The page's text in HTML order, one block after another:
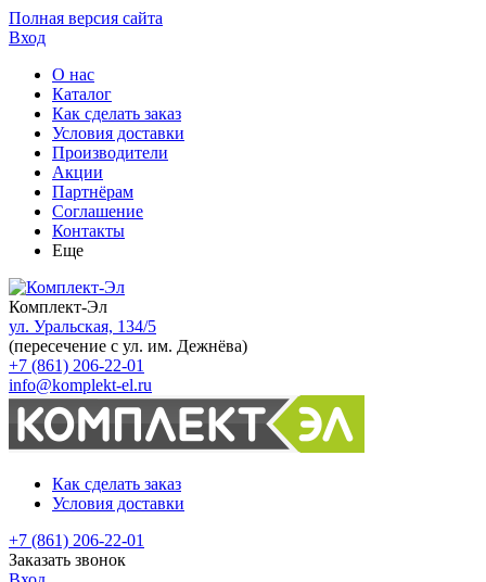
Полная версия сайта
Вход
О нас
Каталог
Как сделать заказ
Условия доставки
Производители
Акции
Партнёрам
Соглашение
Контакты
Еще
Комплект-Эл
ул. Уральская, 134/5
(пересечение с ул. им. Дежнёва)
+7 (861) 206-22-01
info@komplekt-el.ru
Как сделать заказ
Условия доставки
+7 (861) 206-22-01
Заказать звонок